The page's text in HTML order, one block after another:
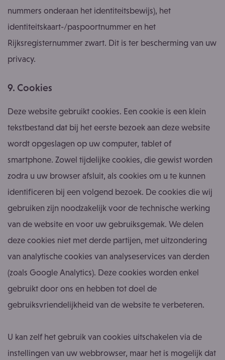
nummers onderaan het identiteitsbewijs), het
identiteitskaart-/paspoortnummer en het
Rijksregisternummer zwart. Dit is ter bescherming van uw
privacy.
9. Cookies
Deze website gebruikt cookies. Een cookie is een klein
tekstbestand dat bij het eerste bezoek aan deze website
wordt opgeslagen op uw computer, tablet of
smartphone. Zowel tijdelijke cookies, die gewist worden
zodra u uw browser afsluit, als cookies om u te kunnen
identificeren bij een volgend bezoek. De cookies die wij
gebruiken zijn noodzakelijk voor de technische werking
van de website en voor uw gebruiksgemak. We delen
deze cookies niet met derde partijen, met uitzondering
van analytische cookies van analyseservices van derden
(zoals Google Analytics). Deze cookies worden enkel
gebruikt door ons en hebben tot doel de
gebruiksvriendelijkheid van de website te verbeteren.
U kan zelf het gebruik van cookies uitschakelen via de
instellingen van uw webbrowser, maar het is mogelijk dat